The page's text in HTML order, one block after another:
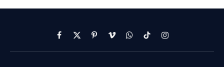
Facebook
X
(Twitter)
PinterestVimeoWhatsApp
TikTokInstagram